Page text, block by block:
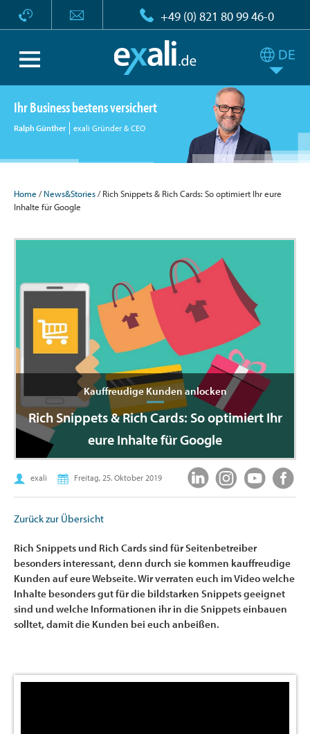
+49 (0) 821 80 99 46-0
Ihr Business bestens versichert
Ralph Günther exali Gründer & CEO
Home /News&Stories/ Rich Snippets & Rich Cards: So optimiert Ihr eure
Inhalte für Google
Kauffreudige Kunden anlocken
Rich Snippets & Rich Cards: So optimiert Ihr
eure Inhalte für Google
exali Freitag, 25. Oktober 2019
Zurück zur Übersicht
Rich Snippets und Rich Cards sind für Seitenbetreiber
besonders interessant, denn durch sie kommen kauffreudige
Kunden auf eure Webseite. Wir verraten euch im Video welche
Inhalte besonders gut für die bildstarken Snippets geeignet
sind und welche Informationen ihr in die Snippets einbauen
solltet, damit die Kunden bei euch anbeißen.